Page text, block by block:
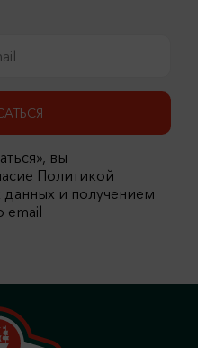
вы
Политикой
и получением
email